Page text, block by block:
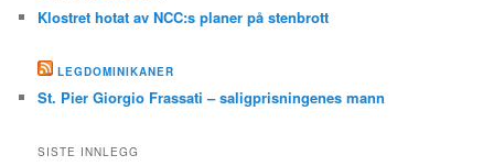
Klostret hotat av NCC:s planer på stenbrott
LEGDOMINIKANER
St. Pier Giorgio Frassati – saligprisningenes mann
SISTE INNLEGG